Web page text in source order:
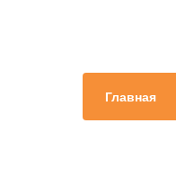
Главная